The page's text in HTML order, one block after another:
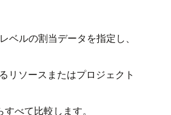
ルの割当データを指定し、
リソースまたはプロジェクト
べて比較します。